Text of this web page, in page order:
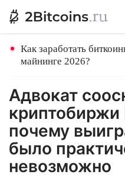
Как заработать
майнинге 2026?
Адвокат
криптобиржи
почему
было
невозможно